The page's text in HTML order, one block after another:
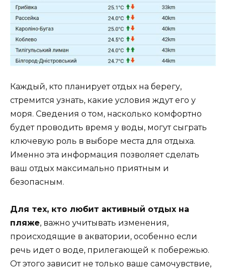
Каждый, кто планирует отдых на берегу,
стремится узнать, какие условия ждут его у
моря. Сведения о том, насколько комфортно
будет проводить время у воды, могут сыграть
ключевую роль в выборе места для отдыха.
Именно эта информация позволяет сделать
ваш отдых максимально приятным и
безопасным.
Для тех, кто любит активный отдых на
пляже, важно учитывать изменения,
происходящие в акватории, особенно если
речь идет о воде, прилегающей к побережью.
От этого зависит не только ваше самочувствие,